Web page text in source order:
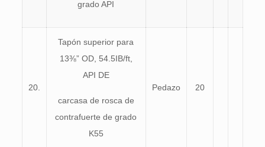
grado API
20.
Tapón superior para
13⅜” OD, 54.5IB/ft,
API DE
carcasa de rosca de
contrafuerte de grado
K55
Pedazo 20